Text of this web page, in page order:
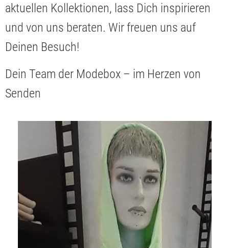
aktuellen Kollektionen, lass Dich inspirieren
und von uns beraten. Wir freuen uns auf
Deinen Besuch!
Dein Team der Modebox – im Herzen von
Senden